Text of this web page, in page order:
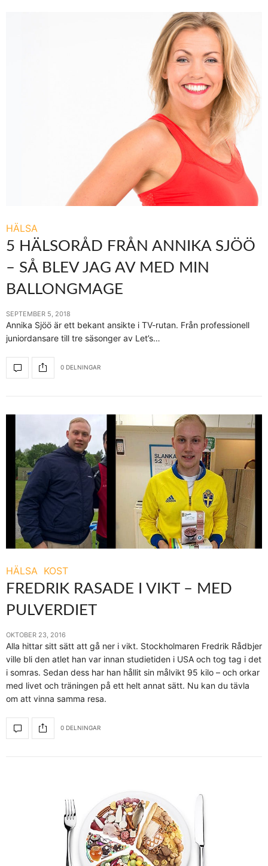
HÄLSA
5 HÄLSORÅD FRÅN ANNIKA SJÖÖ
– SÅ BLEV JAG AV MED MIN
BALLONGMAGE
SEPTEMBER 5, 2018
Annika Sjöö är ett bekant ansikte i TV-rutan. Från professionell
juniordansare till tre säsonger av Let’s…
0 DELNINGAR
HÄLSA KOST
FREDRIK RASADE I VIKT – MED
PULVERDIET
OKTOBER 23, 2016
Alla hittar sitt sätt att gå ner i vikt. Stockholmaren Fredrik Rådbjer
ville bli den atlet han var innan studietiden i USA och tog tag i det
i somras. Sedan dess har han hållit sin målvikt 95 kilo – och orkar
med livet och träningen på ett helt annat sätt. Nu kan du tävla
om att vinna samma resa.
0 DELNINGAR